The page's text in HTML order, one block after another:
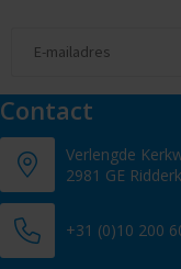
Contact
Verlengde
2981 GE
+31 (0)10 200